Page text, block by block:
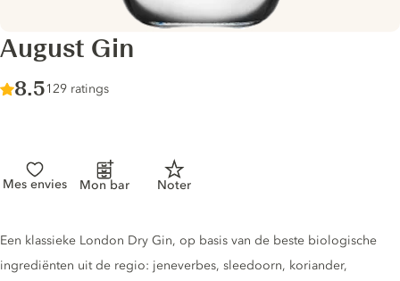
August Gin
Score :
8.5/ 10
129 ratings
Mes envies Mon bar Noter
Gin description
Een klassieke London Dry Gin, op basis van de beste biologische
ingrediënten uit de regio: jeneverbes, sleedoorn, koriander,